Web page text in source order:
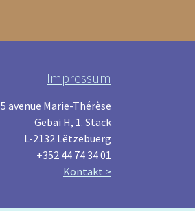
Impressum
5 avenue Marie-Thérèse
Gebai H, 1. Stack
L-2132 Lëtzebuerg
+352 44 74 34 01
Kontakt >